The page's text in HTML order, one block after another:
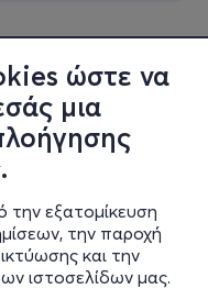
ώστε να
μια
εξατομίκευση
την παροχή
και την
ιστοσελίδων μας.